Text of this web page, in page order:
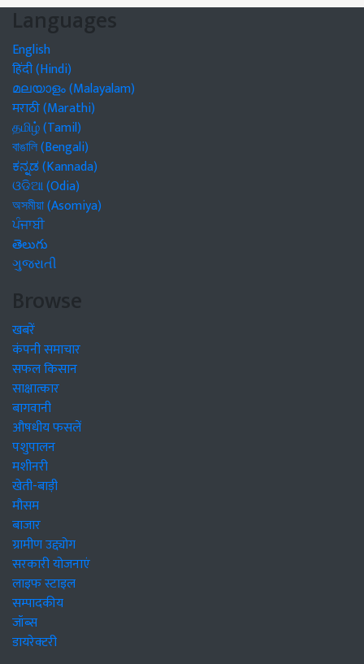
Languages
English
हिंदी (Hindi)
മലയാളം (Malayalam)
मराठी (Marathi)
தமிழ் (Tamil)
বাঙালি (Bengali)
ಕನ್ನಡ (Kannada)
ଓଡିଆ (Odia)
অসমীয়া (Asomiya)
ਪੰਜਾਬੀ
తెలుగు
ગુજરાતી
Browse
खबरें
कंपनी समाचार
सफल किसान
साक्षात्कार
बागवानी
औषधीय फसलें
पशुपालन
मशीनरी
खेती-बाड़ी
मौसम
बाजार
ग्रामीण उद्द्योग
सरकारी योजनाएं
लाइफ स्टाइल
सम्पादकीय
जॉब्स
डायरेक्टरी